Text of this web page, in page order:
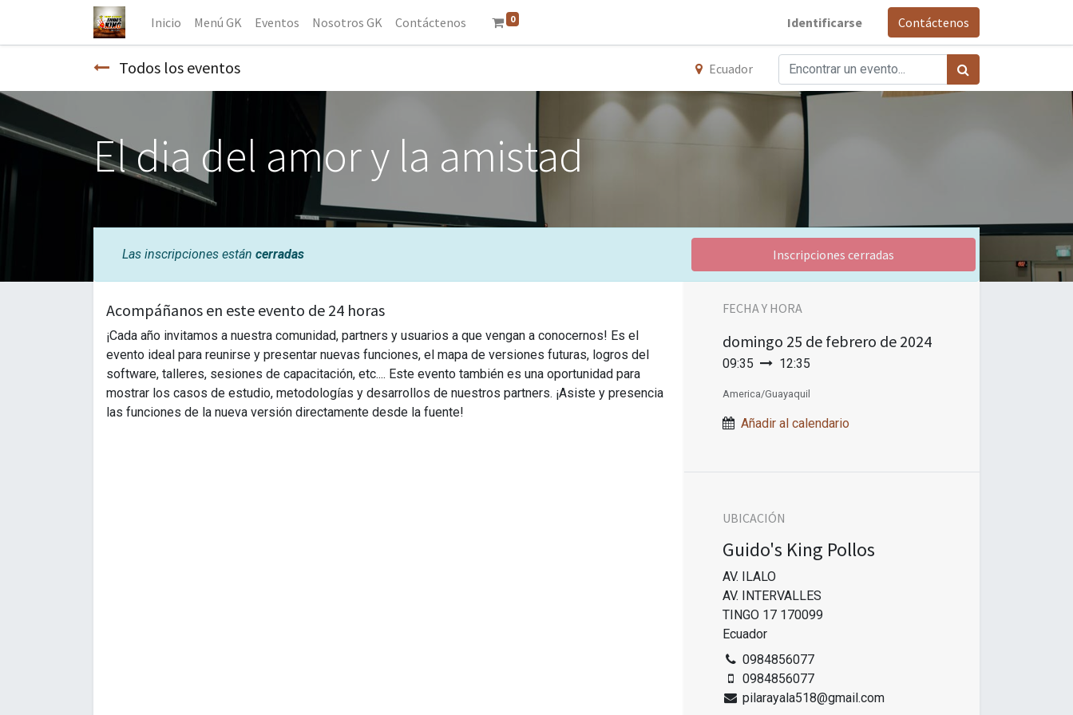
Inicio Menú GK Eventos Nosotros GK Contáctenos 0 Identificarse Contáctenos
Todos los eventos Ecuador
El dia del amor y la amistad
Las inscripciones están cerradas Inscripciones cerradas
Acompáñanos en este evento de 24 horas
¡Cada año invitamos a nuestra comunidad, partners y usuarios a que vengan a conocernos! Es el
evento ideal para reunirse y presentar nuevas funciones, el mapa de versiones futuras, logros del
software, talleres, sesiones de capacitación, etc.... Este evento también es una oportunidad para
mostrar los casos de estudio, metodologías y desarrollos de nuestros partners. ¡Asiste y presencia
las funciones de la nueva versión directamente desde la fuente!
FECHA Y HORA
domingo 25 de febrero de 2024
09:35 12:35
America/Guayaquil
Añadir al calendario
UBICACIÓN
Guido's King Pollos
AV. ILALO
AV. INTERVALLES
TINGO 17 170099
Ecuador
0984856077
0984856077
pilarayala518@gmail.com